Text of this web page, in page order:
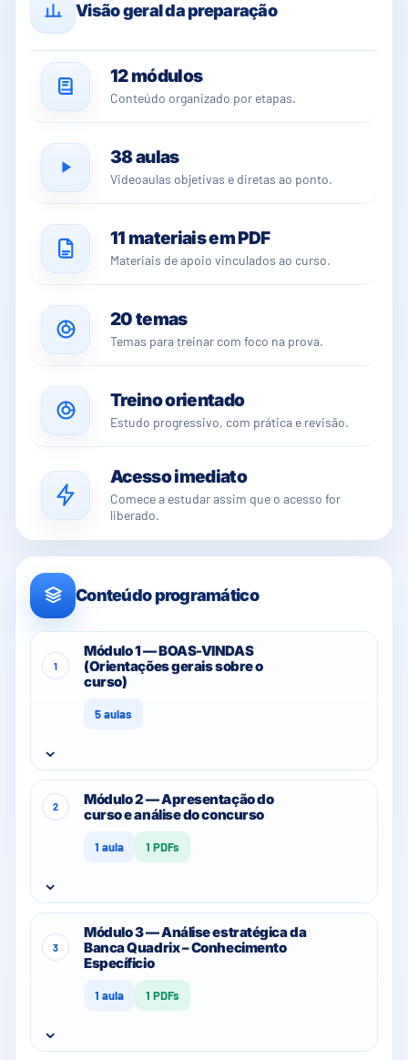
Visão geral da preparação
12 módulos
Conteúdo organizado por etapas.
38 aulas
Videoaulas objetivas e diretas ao ponto.
11 materiais em PDF
Materiais de apoio vinculados ao curso.
20 temas
Temas para treinar com foco na prova.
Treino orientado
Estudo progressivo, com prática e revisão.
Acesso imediato
Comece a estudar assim que o acesso for
liberado.
Conteúdo programático
1
Módulo 1 — BOAS-VINDAS
(Orientações gerais sobre o
curso)
5 aulas
⌄
2
Módulo 2 — Apresentação do
curso e análise do concurso
1 aula 1 PDFs
⌄
3
Módulo 3 — Análise estratégica da
Banca Quadrix – Conhecimento
Específicio
1 aula 1 PDFs
⌄